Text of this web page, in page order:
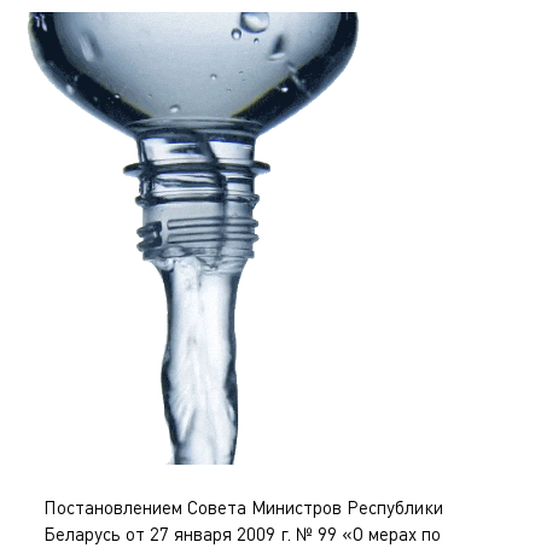
Постановлением Совета Министров Республики
Беларусь от 27 января 2009 г. № 99 «О мерах по